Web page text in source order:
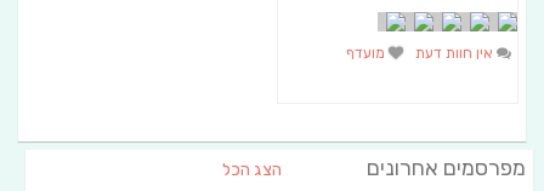
אין חוות דעת מועדף
מפרסמים אחרונים הצג הכל